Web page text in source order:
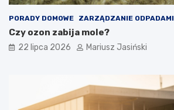
PORADY DOMOWE ZARZĄDZANIE ODPADAMI
Czy ozon zabija mole?
22 lipca 2026 Mariusz Jasiński